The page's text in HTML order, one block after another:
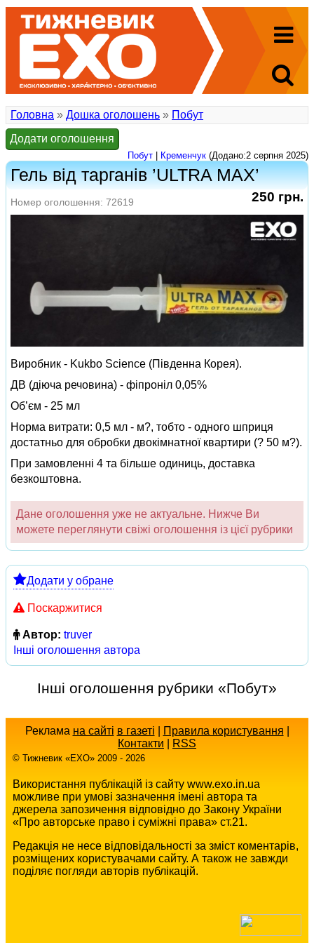
Головна » Дошка оголошень » Побут
Додати оголошення
Побут Кременчук (Додано:2 серпня 2025)
Гель від тарганів ’ULTRA MAX’
250 грн.
Номер оголошення: 72619
Виробник - Kukbo Science (Південна Корея).
ДВ (діюча речовина) - фіпроніл 0,05%
Об’єм - 25 мл
Норма витрати: 0,5 мл - м?, тобто - одного шприця
достатньо для обробки двокімнатної квартири (? 50 м?).
При замовленні 4 та більше одиниць, доставка
безкоштовна.
Дане оголошення уже не актуальне. Нижче Ви
можете переглянути свіжі оголошення із цієї рубрики
Додати у обране
Поскаржитися
Автор: truver
Інші оголошення автора
Інші оголошення рубрики «Побут»
Реклама на сайті в газеті Правила користування
Контакти
RSS
© Тижневик «EХO» 2009 - 2026
Використання публікацій із сайту www.exo.in.ua
можливе при умові зазначення імені автора та
джерела запозичення відповідно до Закону України
«Про авторське право і суміжні права» ст.21.
Редакція не несе відповідальності за зміст коментарів,
розміщених користувачами сайту. А також не завжди
поділяє погляди авторів публікацій.